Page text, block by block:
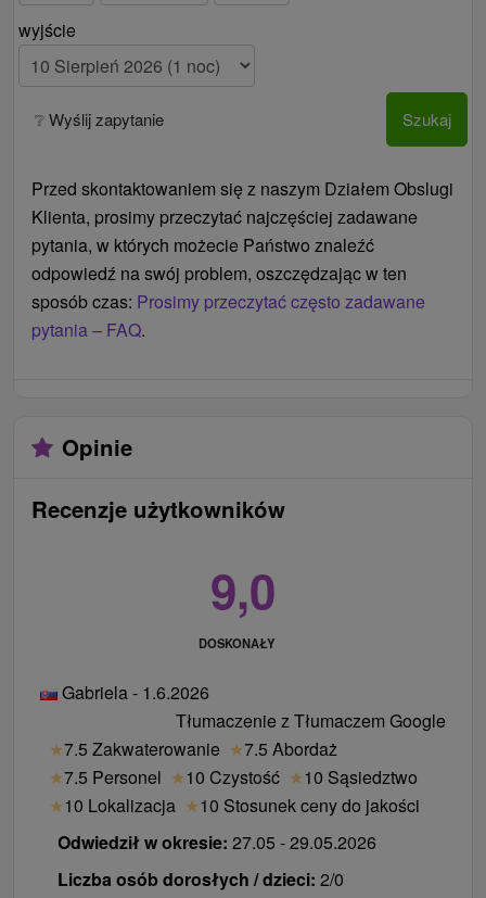
wyjście
❔ Wyślij zapytanie Szukaj
Przed skontaktowaniem się z naszym Działem Obslugi
Klienta, prosimy przeczytać najczęściej zadawane
pytania, w których możecie Państwo znaleźć
odpowiedź na swój problem, oszczędzając w ten
sposób czas: Prosimy przeczytać często zadawane
pytania – FAQ.
Opinie
Recenzje użytkowników
9,0
DOSKONAŁY
Gabriela - 1.6.2026
Tłumaczenie z Tłumaczem Google
★7.5 Zakwaterowanie ★7.5 Abordaż
★7.5 Personel ★10 Czystość ★10 Sąsiedztwo
★10 Lokalizacja ★10 Stosunek ceny do jakości
Odwiedził w okresie: 27.05 - 29.05.2026
Liczba osób dorosłych / dzieci: 2/0